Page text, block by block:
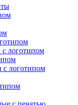
логотипом
с логотипом